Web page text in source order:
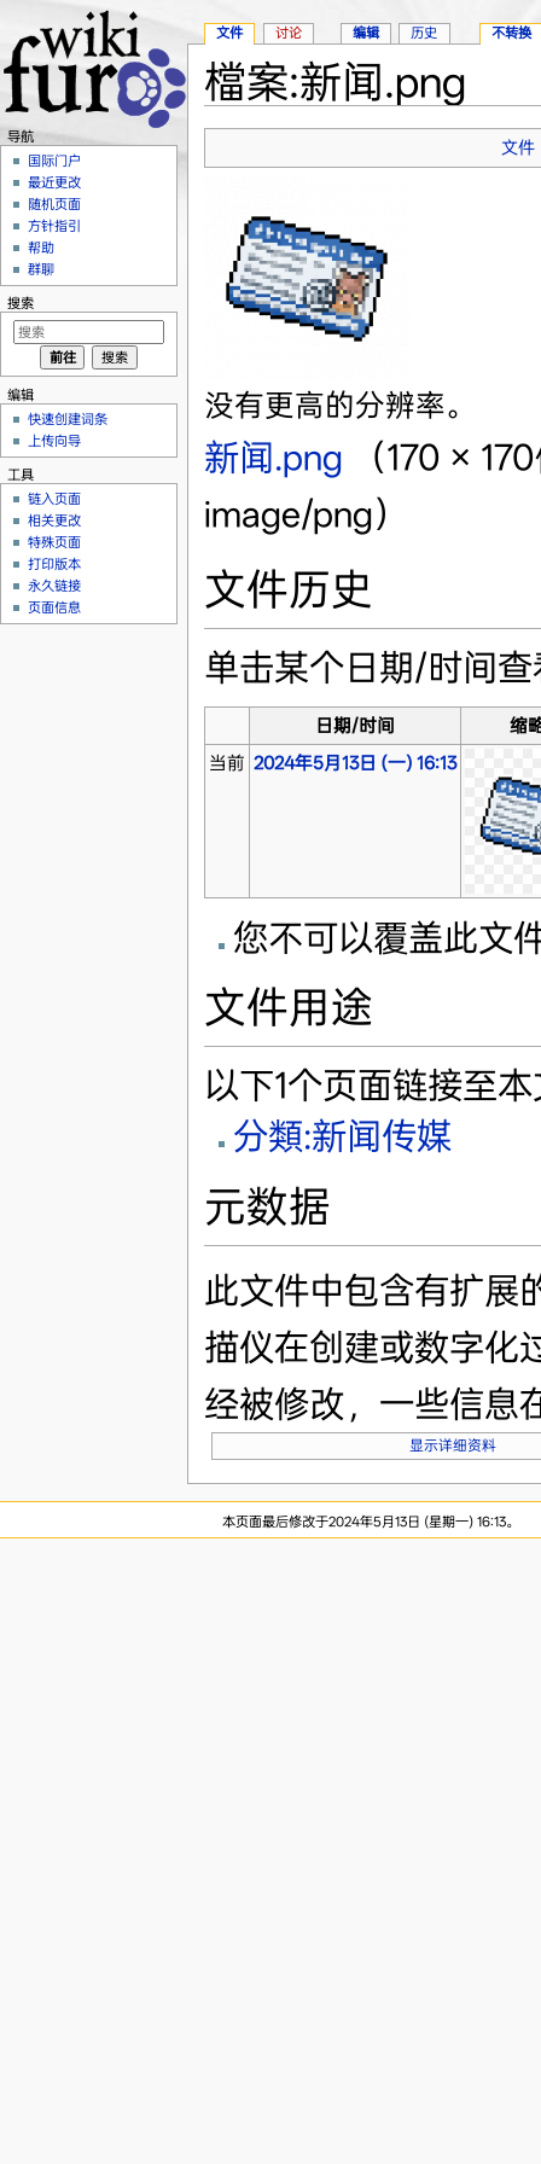
檔案:新闻.png
文件
没有更高的分辨率。
新闻.png
（170 ×
image/png）
文件历史
单击某个日期/时间
日期/时间
缩
当前 2024年5月13日 (一) 16:13
您不可以覆盖此文
文件用途
以下1个页面链接至
分類:新闻传媒
元数据
此文件中包含有扩展
描仪在创建或数字化
经被修改，一些信息
显示详细资料
文件 讨论 编辑 历史 不转换
导航
国际门户
最近更改
随机页面
方针指引
帮助
群聊
搜索
编辑
快速创建词条
上传向导
工具
链入页面
相关更改
特殊页面
打印版本
永久链接
页面信息
本页面最后修改于2024年5月13日 (星期一) 16:13。